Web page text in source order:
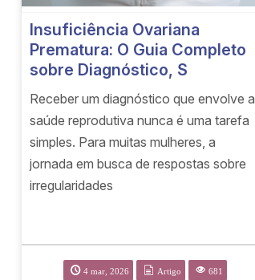
Insuficiência Ovariana
Prematura: O Guia Completo
sobre Diagnóstico, S
Receber um diagnóstico que envolve a
saúde reprodutiva nunca é uma tarefa
simples. Para muitas mulheres, a
jornada em busca de respostas sobre
irregularidades
4 mar, 2026 Artigo 681